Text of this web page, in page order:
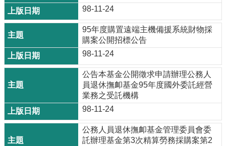
98-11-24
95年度購置遠端主機備援系統財物採
購案公開招標公告
98-11-24
公告本基金公開徵求申請辦理公務人
員退休撫卹基金95年度國外委託經營
業務之受託機構
98-11-24
公務人員退休撫卹基金管理委員會委
託辦理基金第3次精算勞務採購案第2